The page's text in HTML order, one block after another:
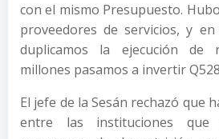
con el mismo Presupuesto.
proveedores de servicios, y
duplicamos la ejecución de
millones pasamos a invertir
El jefe de la Sesán rechazó que
entre las instituciones